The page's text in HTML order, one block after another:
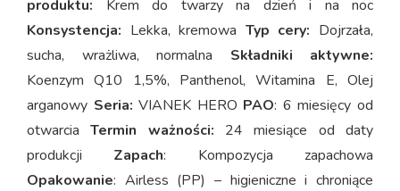
produktu: Krem do twarzy na dzień i na noc
Konsystencja: Lekka, kremowa Typ cery: Dojrzała,
sucha, wrażliwa, normalna Składniki aktywne:
Koenzym Q10 1,5%, Panthenol, Witamina E, Olej
arganowy Seria: VIANEK HERO PAO: 6 miesięcy od
otwarciaTermin ważności: 24 miesiące od daty
produkcji Zapach: Kompozycja zapachowa
Opakowanie: Airless (PP) – higieniczne i chroniące